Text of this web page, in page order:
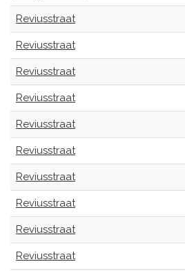
Reviusstraat
Reviusstraat
Reviusstraat
Reviusstraat
Reviusstraat
Reviusstraat
Reviusstraat
Reviusstraat
Reviusstraat
Reviusstraat